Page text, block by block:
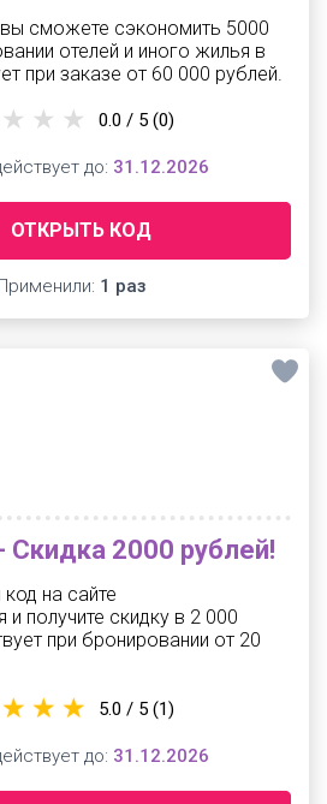
сможете сэкономить 5000
отелей и иного жилья в
при заказе от 60 000 рублей.
ОТКРЫТЬ КОД
1 раз
0.0 / 5 (0)
до: 31.12.2026
2000 рублей!
на сайте
получите скидку в 2 000
при бронировании от 20
5.0 / 5 (1)
до: 31.12.2026